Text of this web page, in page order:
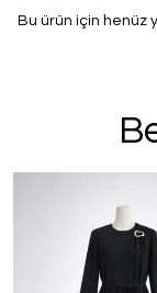
Bu ürün için henüz